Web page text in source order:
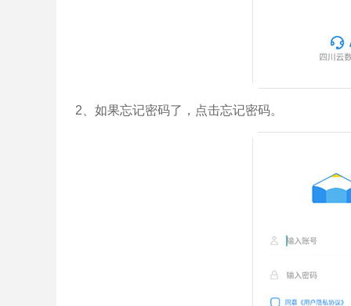
2、如果忘记密码了，点击忘记密码。